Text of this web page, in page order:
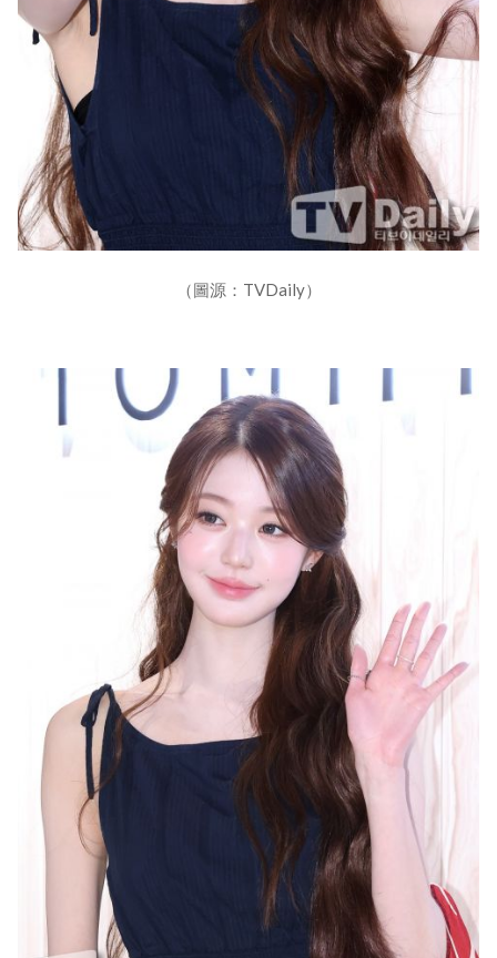
（圖源：TVDaily）